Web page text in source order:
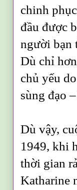
chinh
đầu được
người bạn
Dù chỉ
chủ yếu
sùng đạo
Dù vậy,
1949, khi
thời gian
Katharine